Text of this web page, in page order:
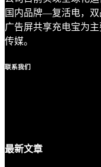
国内品牌—复活电，
广告屏共享充电宝为
传媒。
联系我们
最新文章